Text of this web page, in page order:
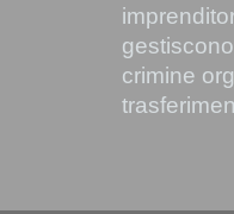
crimine